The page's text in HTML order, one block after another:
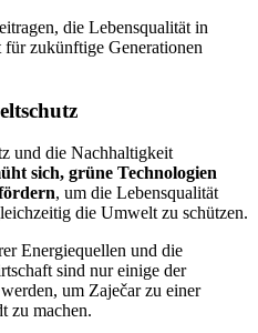
die Lebensqualität in
für zukünftige Generationen
und die Nachhaltigkeit
sich, grüne Technologien
, um die Lebensqualität
die Umwelt zu schützen.
Energiequellen und die
sind nur einige der
um Zaječar zu einer
zu machen.